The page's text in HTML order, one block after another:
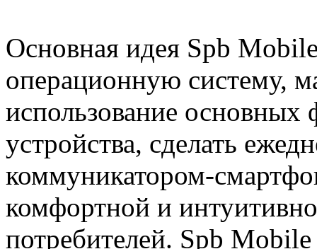
Основная идея Spb
операционную систему,
использование
устройства, сделать
коммуникатором-
комфортной и
потребителей. Spb Mobile